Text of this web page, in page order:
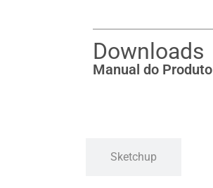
Downloads
Manual do Produto
Sketchup